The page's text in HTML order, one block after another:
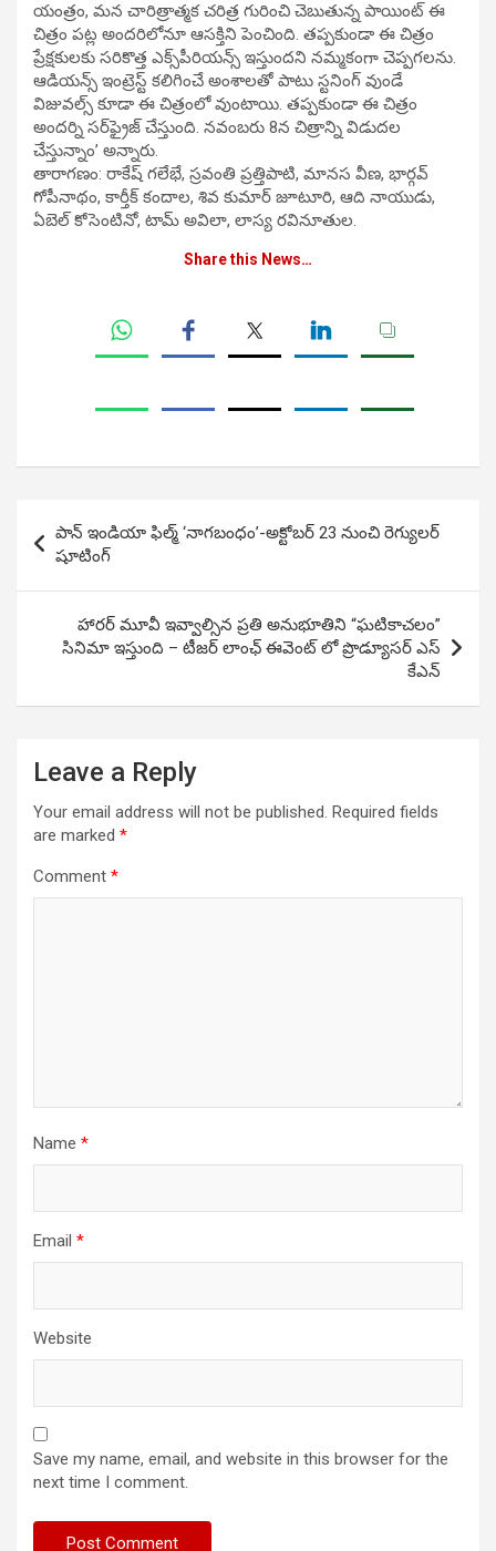
యంత్రం, మన చారిత్రాత్మక చరిత్ర గురించి చెబుతున్న పాయింట్‌ ఈ
చిత్రం పట్ల అందరిలోనూ ఆసక్తిని పెంచింది. తప్పకుండా ఈ చిత్రం
ప్రేక్షకులకు సరికొత్త ఎక్స్‌పీరియన్స్‌ ఇస్తుందని నమ్మకంగా చెప్పగలను.
ఆడియన్స్‌ ఇంట్రెస్ట్‌ కలిగించే అంశాలతో పాటు స్టనింగ్‌ వుండే
విజువల్స్‌ కూడా ఈ చిత్రంలో వుంటాయి. తప్పకుండా ఈ చిత్రం
అందర్ని సర్‌ఫ్రైజ్‌ చేస్తుంది. నవంబరు 8న చిత్రాన్ని విడుదల
చేస్తున్నాం’ అన్నారు.
తారాగణం: రాకేష్ గలేభే, స్రవంతి ప్రత్తిపాటి, మానస వీణ, భార్గవ్
గోపీనాథం, కార్తీక్ కందాల, శివ కుమార్ జూటూరి, ఆది నాయుడు,
ఏబెల్ కోసెంటినో, టామ్ అవిలా, లాస్య రవినూతుల.
Share this News…
navigation
పాన్ ఇండియా ఫిల్మ్ ‘నాగబంధం’-అక్టోబర్ 23 నుంచి రెగ్యులర్
షూటింగ్‌
హారర్ మూవీ ఇవ్వాల్సిన ప్రతి అనుభూతిని “ఘటికాచలం”
సినిమా ఇస్తుంది – టీజర్ లాంఛ్ ఈవెంట్ లో ప్రొడ్యూసర్ ఎస్
కేఎన్
Leave a Reply
Your email address will not be published. Required fields
are marked *
Comment *
Name *
Email *
Website
Save my name, email, and website in this browser for the
next time I comment.